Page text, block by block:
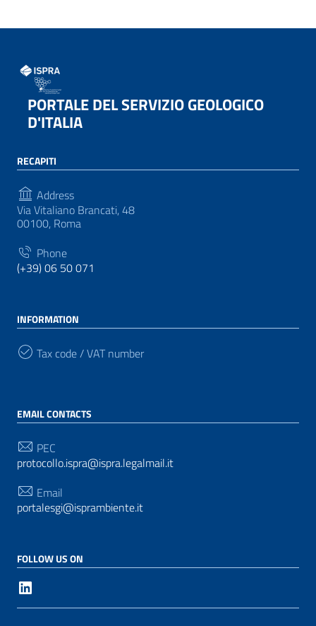
PORTALE DEL SERVIZIO GEOLOGICO
D'ITALIA
RECAPITI
Address
Via Vitaliano Brancati, 48
00100, Roma
Phone
(+39) 06 50 071
INFORMATION
Tax code / VAT number
EMAIL CONTACTS
PEC
protocollo.ispra@ispra.legalmail.it
Email
portalesgi@isprambiente.it
FOLLOW US ON